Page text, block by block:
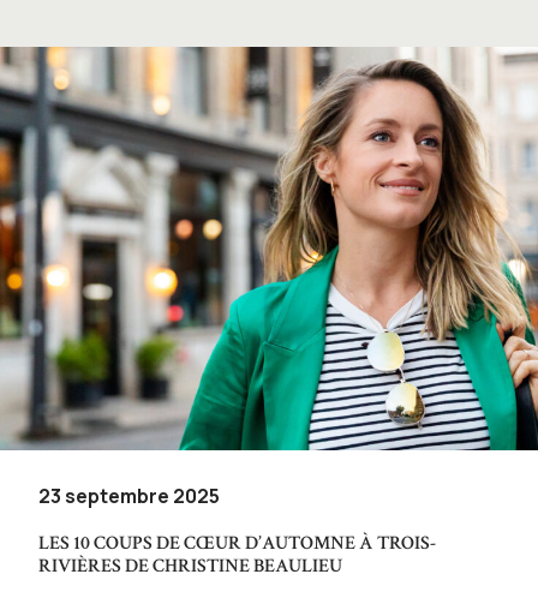
23 septembre 2025
LES 10 COUPS DE CŒUR D’AUTOMNE À TROIS-
RIVIÈRES DE CHRISTINE BEAULIEU